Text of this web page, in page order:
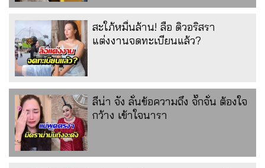
สะใภ้หมื่นล้าน! ลือ ดิวอริสรา
แต่งงานจดทะเบียนแล้ว?
ลีน่า จัง ลั่นข้อความถึง จั๊กจั่น ต้องใจ
กว้าง เข้าใจนารา